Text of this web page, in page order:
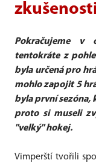
Pokračujeme v
tentokráte z
byla určená pro
mohlo zapojit 5
byla první sezóna,
proto si museli
"velký" hokej.
Vimperští tvořili